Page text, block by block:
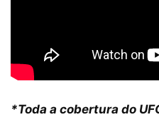
*Toda a cobertura do